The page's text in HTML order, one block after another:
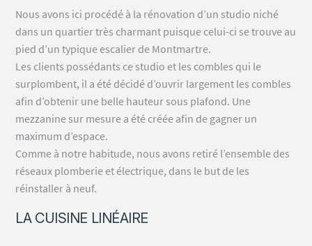
Nous avons ici procédé à la rénovation d’un studio niché
dans un quartier très charmant puisque celui-ci se trouve au
pied d’un typique escalier de Montmartre.
Les clients possédants ce studio et les combles qui le
surplombent, il a été décidé d’ouvrir largement les combles
afin d’obtenir une belle hauteur sous plafond. Une
mezzanine sur mesure a été créée afin de gagner un
maximum d’espace.
Comme à notre habitude, nous avons retiré l’ensemble des
réseaux plomberie et électrique, dans le but de les
réinstaller à neuf.
LA CUISINE LINÉAIRE